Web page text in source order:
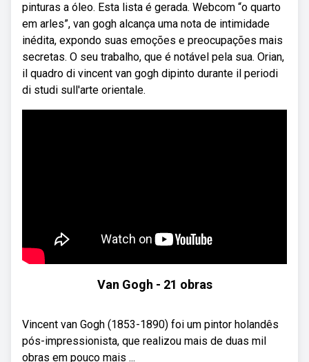
pinturas a óleo. Esta lista é gerada. Webcom “o quarto
em arles”, van gogh alcança uma nota de intimidade
inédita, expondo suas emoções e preocupações mais
secretas. O seu trabalho, que é notável pela sua. Orian,
il quadro di vincent van gogh dipinto durante il periodi
di studi sull'arte orientale.
Van Gogh - 21 obras
Vincent van Gogh (1853-1890) foi um pintor holandês
pós-impressionista, que realizou mais de duas mil
obras em pouco mais ...